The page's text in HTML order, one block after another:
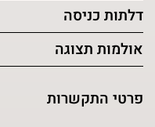
דלתות כניסה
אולמות תצוגה
פרטי התקשרות